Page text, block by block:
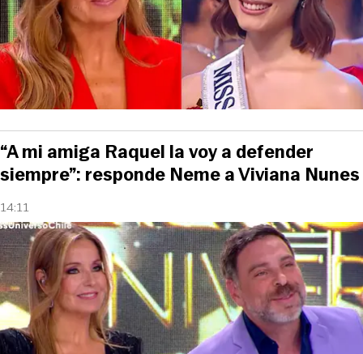
14:11
“A mi amiga Raquel la voy a defender
siempre”: responde Neme a Viviana Nunes